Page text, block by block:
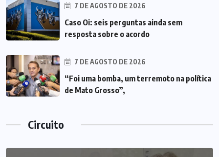
7 DE AGOSTO DE 2026
Caso Oi: seis perguntas ainda sem
resposta sobre o acordo
7 DE AGOSTO DE 2026
“Foi uma bomba, um terremoto na política
de Mato Grosso”,
Circuito